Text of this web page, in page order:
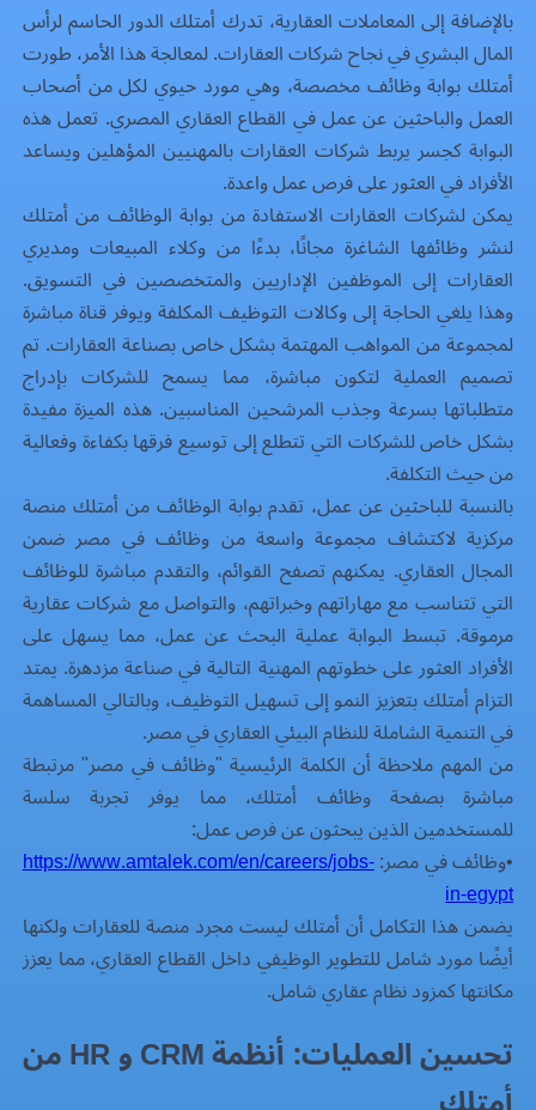
بالإضافة إلى المعاملات العقارية، تدرك أمتلك الدور الحاسم لرأس
المال البشري في نجاح شركات العقارات. لمعالجة هذا الأمر، طورت
أمتلك بوابة وظائف مخصصة، وهي مورد حيوي لكل من أصحاب
العمل والباحثين عن عمل في القطاع العقاري المصري. تعمل هذه
البوابة كجسر يربط شركات العقارات بالمهنيين المؤهلين ويساعد
الأفراد في العثور على فرص عمل واعدة.
يمكن لشركات العقارات الاستفادة من بوابة الوظائف من أمتلك
لنشر وظائفها الشاغرة مجانًا، بدءًا من وكلاء المبيعات ومديري
العقارات إلى الموظفين الإداريين والمتخصصين في التسويق.
وهذا يلغي الحاجة إلى وكالات التوظيف المكلفة ويوفر قناة مباشرة
لمجموعة من المواهب المهتمة بشكل خاص بصناعة العقارات. تم
تصميم العملية لتكون مباشرة، مما يسمح للشركات بإدراج
متطلباتها بسرعة وجذب المرشحين المناسبين. هذه الميزة مفيدة
بشكل خاص للشركات التي تتطلع إلى توسيع فرقها بكفاءة وفعالية
من حيث التكلفة.
بالنسبة للباحثين عن عمل، تقدم بوابة الوظائف من أمتلك منصة
مركزية لاكتشاف مجموعة واسعة من وظائف في مصرضمن
المجال العقاري. يمكنهم تصفح القوائم، والتقدم مباشرة للوظائف
التي تتناسب مع مهاراتهم وخبراتهم، والتواصل مع شركات عقارية
مرموقة. تبسط البوابة عملية البحث عن عمل، مما يسهل على
الأفراد العثور على خطوتهم المهنية التالية في صناعة مزدهرة. يمتد
التزام أمتلك بتعزيز النمو إلى تسهيل التوظيف، وبالتالي المساهمة
في التنمية الشاملة للنظام البيئي العقاري في مصر.
من المهم ملاحظة أن الكلمة الرئيسية "وظائف في مصر" مرتبطة
مباشرة بصفحة وظائف أمتلك، مما يوفر تجربة سلسة
للمستخدمين الذين يبحثون عن فرص عمل:
•وظائف في مصر:https://www.amtalek.com/en/careers/jobs-
in-egypt
يضمن هذا التكامل أن أمتلك ليست مجرد منصة للعقارات ولكنها
أيضًا مورد شامل للتطوير الوظيفي داخل القطاع العقاري، مما يعزز
مكانتها كمزودنظام عقاريشامل.
تحسين العمليات: أنظمة CRM و HR من